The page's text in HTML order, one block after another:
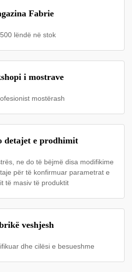
Fabrie
lëndë në stok
i mostrave
mostërash
detajet e prodhimit
ne do të bëjmë disa modifikime
për të konfirmuar parametrat e
të masiv të produktit
veshjesh
dhe cilësi e besueshme